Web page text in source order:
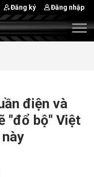
Đăng ký Đăng nhập
điện và
"đổ bộ" Việt